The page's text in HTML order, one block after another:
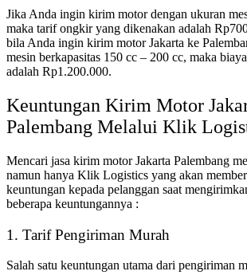
Jika Anda ingin kirim motor dengan ukuran
maka tarif ongkir yang dikenakan adalah
bila Anda ingin kirim motor Jakarta ke
mesin berkapasitas 150 cc – 200 cc, maka
adalah Rp1.200.000.
Keuntungan Kirim Motor
Palembang Melalui Klik
Mencari jasa kirim motor Jakarta Palembang
namun hanya Klik Logistics yang akan
keuntungan kepada pelanggan saat
beberapa keuntungannya :
1. Tarif Pengiriman Murah
Salah satu keuntungan utama dari pengiriman